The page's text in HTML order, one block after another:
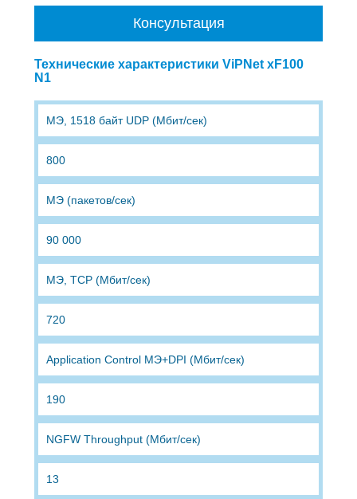
Консультация
Технические характеристики ViPNet xF100
N1
МЭ, 1518 байт UDP (Мбит/сек)
800
МЭ (пакетов/сек)
90 000
МЭ, TCP (Мбит/сек)
720
Application Control МЭ+DPI (Мбит/сек)
190
NGFW Throughput (Мбит/сек)
13